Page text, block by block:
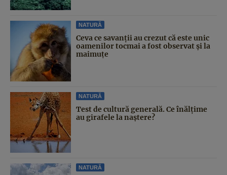
NATURĂ
Ceva ce savanții au crezut că este unic
oamenilor tocmai a fost observat și la
maimuțe
NATURĂ
Test de cultură generală. Ce înălțime
au girafele la naștere?
NATURĂ